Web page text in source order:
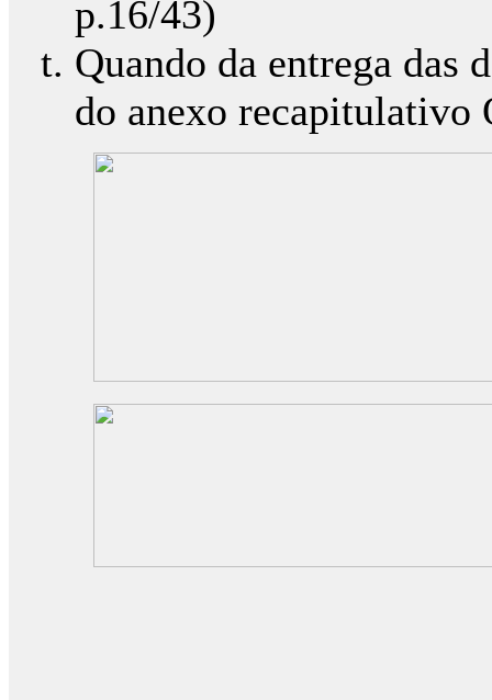
p.16/43)
Quando da entrega das
do anexo recapitulativo